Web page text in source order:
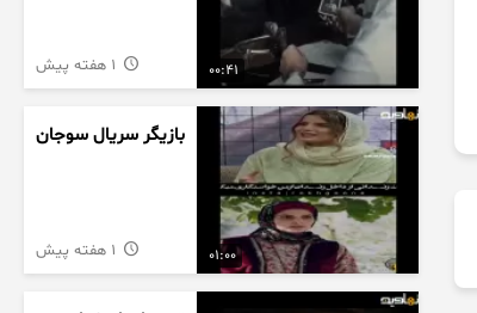
00:41
01:00
بازیگر سریال سوجان